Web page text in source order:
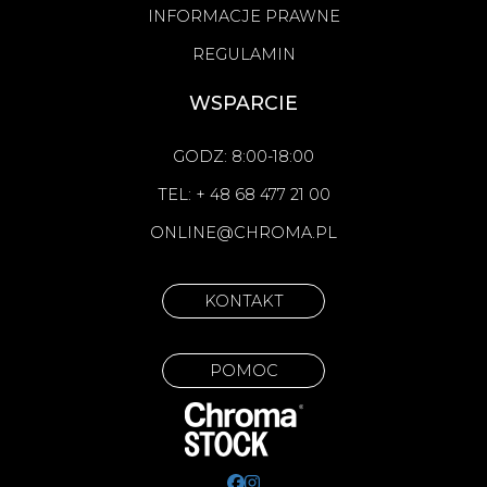
INFORMACJE PRAWNE
REGULAMIN
WSPARCIE
GODZ: 8:00-18:00
TEL: + 48 68 477 21 00
ONLINE@CHROMA.PL
KONTAKT
POMOC